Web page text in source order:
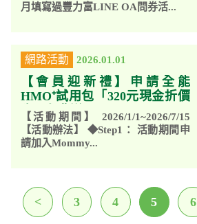
月填寫過豐力富LINE OA問券活...
網路活動 2026.01.01
【會員迎新禮】申請全能
HMO⁺試用包「320元現金折價
券」免費送
【活動期間】 2026/1/1~2026/7/15
【活動辦法】 ◆Step1： 活動期間申
請加入Mommy...
< 3 4 5 6